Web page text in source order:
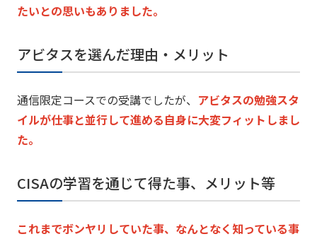
たいとの思いもありました。
アビタスを選んだ理由・メリット
通信限定コースでの受講でしたが、 アビタスの勉強スタ
イルが仕事と並行して進める自身に大変フィッ トしまし
た。
CISAの学習を通じて得た事、メリット等
これまでボンヤリしていた事、 なんとなく知っている事